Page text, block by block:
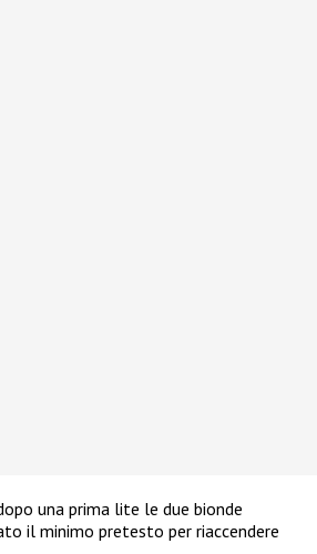
una prima lite le due bionde
il minimo pretesto per riaccendere